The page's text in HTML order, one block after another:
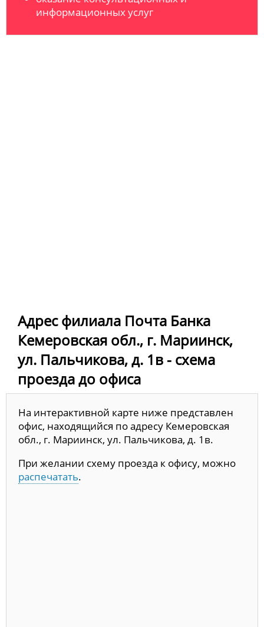
информационных услуг
Адрес филиала Почта Банка
Кемеровская обл., г. Мариинск,
ул. Пальчикова, д. 1в - схема
проезда до офиса
На интерактивной карте ниже представлен
офис, находящийся по адресу Кемеровская
обл., г. Мариинск, ул. Пальчикова, д. 1в.
При желании схему проезда к офису, можно
распечатать.